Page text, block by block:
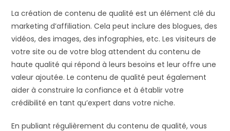
La création de contenu de qualité est un élément clé du
marketing d’affiliation. Cela peut inclure des blogues, des
vidéos, des images, des infographies, etc. Les visiteurs de
votre site ou de votre blog attendent du contenu de
haute qualité qui répond à leurs besoins et leur offre une
valeur ajoutée. Le contenu de qualité peut également
aider à construire la confiance et à établir votre
crédibilité en tant qu’expert dans votre niche.
En publiant régulièrement du contenu de qualité, vous